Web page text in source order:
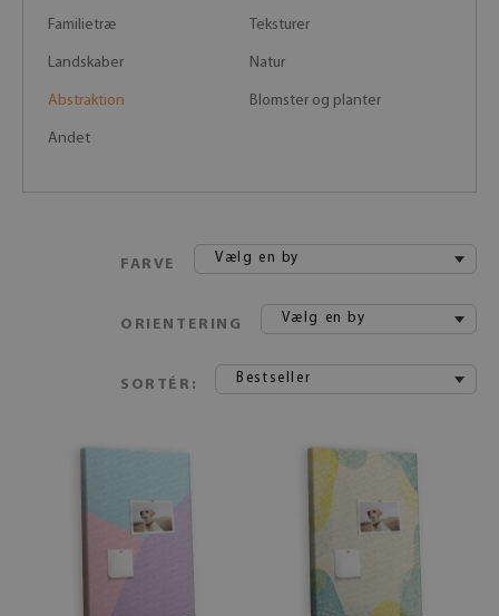
Familietræ Teksturer
Landskaber Natur
Abstraktion Blomster og planter
Andet
FARVE Vælg en by
ORIENTERING Vælg en by
SORTÉR: Bestseller